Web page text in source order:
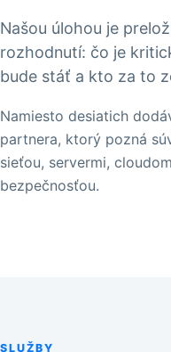
Našou úlohou je
rozhodnutí: čo je
bude stáť a kto za to
Namiesto desiatich
partnera, ktorý pozná
sieťou, servermi,
bezpečnosťou.
SLUŽBY